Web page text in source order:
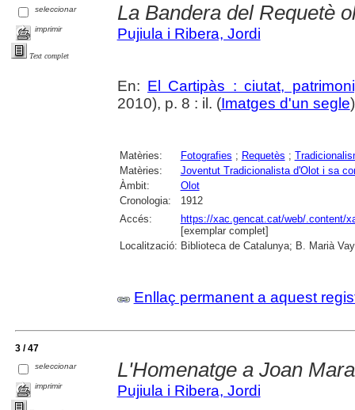
seleccionar
imprimir
Text complet
La Bandera del Requetè
Pujiula i Ribera, Jordi
En: El Cartipàs : ciutat,
2010), p. 8 : il. (Imatges d'un segle
Matèries: Fotografies ; Requetès ;
Matèries:
Joventut Tradicionalista d'Olot i sa
Àmbit:
Olot
Cronologia:
1912
Accés:
https://xac.gencat.cat/web/.content/
[exemplar complet]
Localització: Biblioteca de Catalunya; B. Marià
Enllaç permanent a aquest
3 / 47
seleccionar
imprimir
L'Homenatge a Joan
Pujiula i Ribera, Jordi